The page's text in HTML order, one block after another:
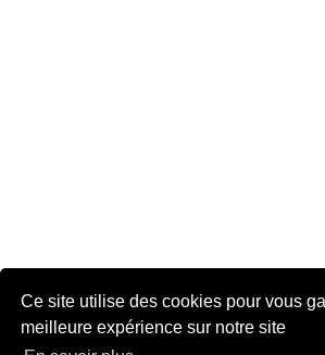
Ce site utilise des cookies pour vous
meilleure expérience sur notre site
15 rue de Vaugirard
75006 - PARIS
SÉNAT